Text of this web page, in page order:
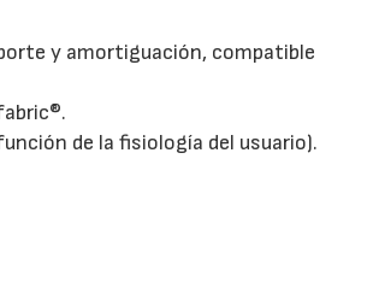
y amortiguación, compatible
de la fisiología del usuario).